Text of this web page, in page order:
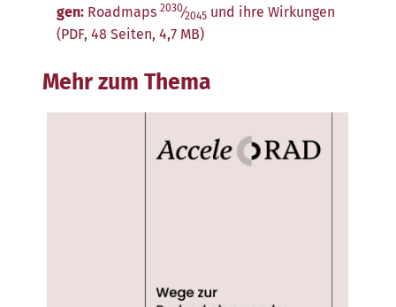
gen: Road­maps 2030⁄2045 und ihre Wir­kun­gen
(PDF, 48 Sei­ten, 4,7 MB)
Mehr zum Thema